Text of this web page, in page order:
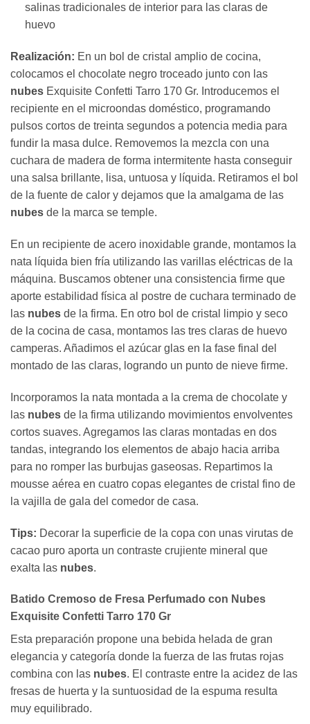
salinas tradicionales de interior para las claras de
huevo
Realización: En un bol de cristal amplio de cocina,
colocamos el chocolate negro troceado junto con las
nubes Exquisite Confetti Tarro 170 Gr. Introducemos el
recipiente en el microondas doméstico, programando
pulsos cortos de treinta segundos a potencia media para
fundir la masa dulce. Removemos la mezcla con una
cuchara de madera de forma intermitente hasta conseguir
una salsa brillante, lisa, untuosa y líquida. Retiramos el bol
de la fuente de calor y dejamos que la amalgama de las
nubes de la marca se temple.
En un recipiente de acero inoxidable grande, montamos la
nata líquida bien fría utilizando las varillas eléctricas de la
máquina. Buscamos obtener una consistencia firme que
aporte estabilidad física al postre de cuchara terminado de
las nubes de la firma. En otro bol de cristal limpio y seco
de la cocina de casa, montamos las tres claras de huevo
camperas. Añadimos el azúcar glas en la fase final del
montado de las claras, logrando un punto de nieve firme.
Incorporamos la nata montada a la crema de chocolate y
las nubes de la firma utilizando movimientos envolventes
cortos suaves. Agregamos las claras montadas en dos
tandas, integrando los elementos de abajo hacia arriba
para no romper las burbujas gaseosas. Repartimos la
mousse aérea en cuatro copas elegantes de cristal fino de
la vajilla de gala del comedor de casa.
Tips: Decorar la superficie de la copa con unas virutas de
cacao puro aporta un contraste crujiente mineral que
exalta las nubes.
Batido Cremoso de Fresa Perfumado con Nubes
Exquisite Confetti Tarro 170 Gr
Esta preparación propone una bebida helada de gran
elegancia y categoría donde la fuerza de las frutas rojas
combina con las nubes. El contraste entre la acidez de las
fresas de huerta y la suntuosidad de la espuma resulta
muy equilibrado.